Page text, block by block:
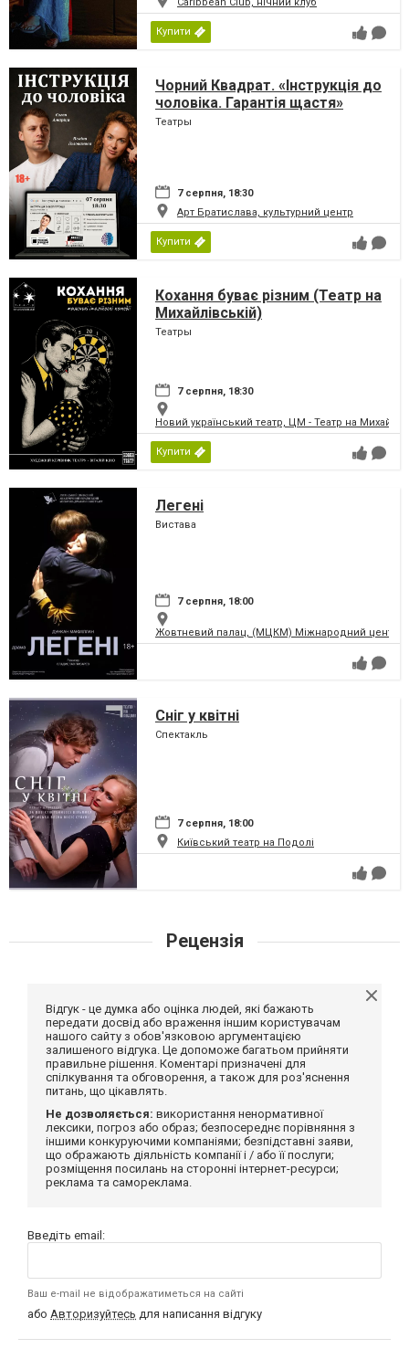
Купити
Чорний Квадрат. «Інструкція до
чоловіка. Гарантія щастя»
Театры
7 серпня, 18:30
Арт Братислава, культурний центр
Купити
Кохання буває різним (Театр на
Михайлівській)
Театры
7 серпня, 18:30
Новий український театр, ЦМ - Театр на
Купити
Легені
Вистава
7 серпня, 18:00
Жовтневий палац, (МЦКМ) Міжнародний центр
Сніг у квітні
Спектакль
7 серпня, 18:00
Київський театр на Подолі
Рецензія
Відгук - це думка або оцінка людей, які бажають
передати досвід або враження іншим користувачам
нашого сайту з обов'язковою аргументацією
залишеного відгука. Це допоможе багатьом прийняти
правильне рішення. Коментарі призначені для
спілкування та обговорення, а також для роз'яснення
питань, що цікавлять.
Не дозволяється: використання ненормативної
лексики, погроз або образ; безпосереднє порівняння з
іншими конкуруючими компаніями; безпідставні заяви,
що ображають діяльність компанії і / або її послуги;
розміщення посилань на сторонні інтернет-ресурси;
реклама та самореклама.
Введіть email:
Ваш e-mail не відображатиметься на сайті
або Авторизуйтесь для написання відгуку